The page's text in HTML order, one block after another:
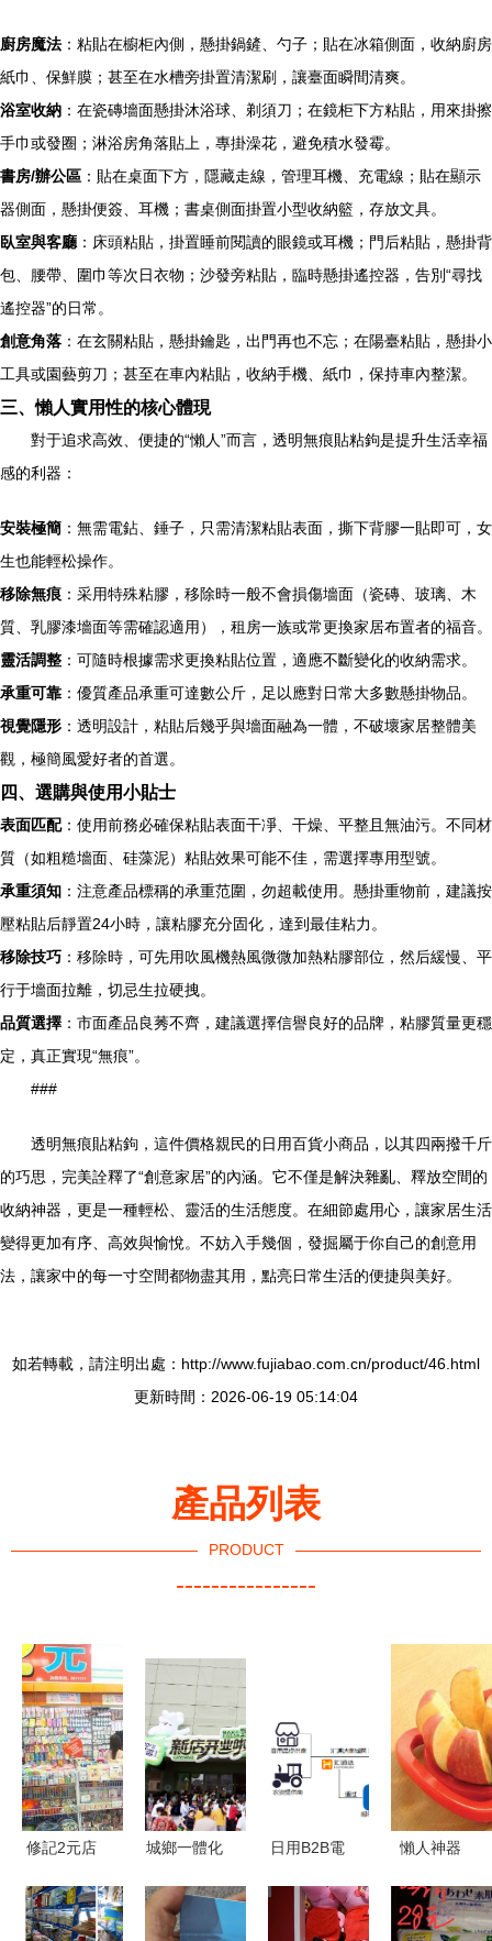
廚房魔法 ：粘貼在櫥柜內側，懸掛鍋鏟、勺子；貼在冰箱側面，收納廚房
紙巾、保鮮膜；甚至在水槽旁掛置清潔刷，讓臺面瞬間清爽。
浴室收納 ：在瓷磚墻面懸掛沐浴球、剃須刀；在鏡柜下方粘貼，用來掛擦
手巾或發圈；淋浴房角落貼上，專掛澡花，避免積水發霉。
書房/辦公區 ：貼在桌面下方，隱藏走線，管理耳機、充電線；貼在顯示
器側面，懸掛便簽、耳機；書桌側面掛置小型收納籃，存放文具。
臥室與客廳：床頭粘貼，掛置睡前閱讀的眼鏡或耳機；門后粘貼，懸掛背
包、腰帶、圍巾等次日衣物；沙發旁粘貼，臨時懸掛遙控器，告別“尋找
遙控器”的日常。
創意角落 ：在玄關粘貼，懸掛鑰匙，出門再也不忘；在陽臺粘貼，懸掛小
工具或園藝剪刀；甚至在車內粘貼，收納手機、紙巾，保持車內整潔。
三、懶人實用性的核心體現
對于追求高效、便捷的“懶人”而言，透明無痕貼粘鉤是提升生活幸福
感的利器：
安裝極簡 ：無需電鉆、錘子，只需清潔粘貼表面，撕下背膠一貼即可，女
生也能輕松操作。
移除無痕 ：采用特殊粘膠，移除時一般不會損傷墻面（瓷磚、玻璃、木
質、乳膠漆墻面等需確認適用），租房一族或常更換家居布置者的福音。
靈活調整 ：可隨時根據需求更換粘貼位置，適應不斷變化的收納需求。
承重可靠 ：優質產品承重可達數公斤，足以應對日常大多數懸掛物品。
視覺隱形 ：透明設計，粘貼后幾乎與墻面融為一體，不破壞家居整體美
觀，極簡風愛好者的首選。
四、選購與使用小貼士
表面匹配：使用前務必確保粘貼表面干凈、干燥、平整且無油污。不同材
質（如粗糙墻面、硅藻泥）粘貼效果可能不佳，需選擇專用型號。
承重須知 ：注意產品標稱的承重范圍，勿超載使用。懸掛重物前，建議按
壓粘貼后靜置24小時，讓粘膠充分固化，達到最佳粘力。
移除技巧 ：移除時，可先用吹風機熱風微微加熱粘膠部位，然后緩慢、平
行于墻面拉離，切忌生拉硬拽。
品質選擇 ：市面產品良莠不齊，建議選擇信譽良好的品牌，粘膠質量更穩
定，真正實現“無痕”。
###
透明無痕貼粘鉤，這件價格親民的日用百貨小商品，以其四兩撥千斤
的巧思，完美詮釋了“創意家居”的內涵。它不僅是解決雜亂、釋放空間的
收納神器，更是一種輕松、靈活的生活態度。在細節處用心，讓家居生活
變得更加有序、高效與愉悅。不妨入手幾個，發掘屬于你自己的創意用
法，讓家中的每一寸空間都物盡其用，點亮日常生活的便捷與美好。
如若轉載，請注明出處：http://www.fujiabao.com.cn/product/46.html
更新時間：2026-06-19 05:14:04
產品列表
PRODUCT
----------------
修記2元店
加盟代理條
城鄉一體化
消費市場火
日用B2B電
道 如何撬
懶人神器
器，讓生活